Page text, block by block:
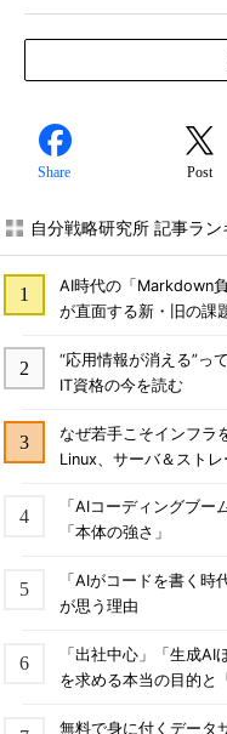
Share Post
自分戦略研究所 記事ラン
AI時代の「Markdown
が直面する新・旧の課
“応用情報が消える”
IT資格の今を読む
なぜ若手こそインフラ
Linux、サーバ＆スト
「AIコーディングブ
「本体の強さ」
「AIがコードを書く
が思う理由
「出社中心」「生成
を求める本当の目的と
無料で身に付くデー